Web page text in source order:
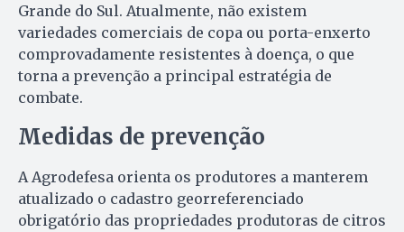
Grande do Sul. Atualmente, não existem
variedades comerciais de copa ou porta-enxerto
comprovadamente resistentes à doença, o que
torna a prevenção a principal estratégia de
combate.
Medidas de prevenção
A Agrodefesa orienta os produtores a manterem
atualizado o cadastro georreferenciado
obrigatório das propriedades produtoras de citros